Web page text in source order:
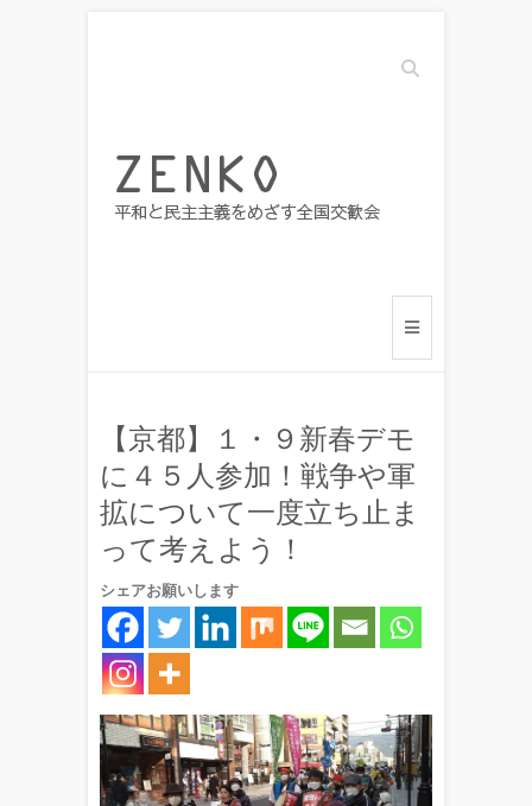
Search
【京都】１・９新春デモ
に４５人参加！戦争や軍
拡について一度立ち止ま
って考えよう！
シェアお願いします